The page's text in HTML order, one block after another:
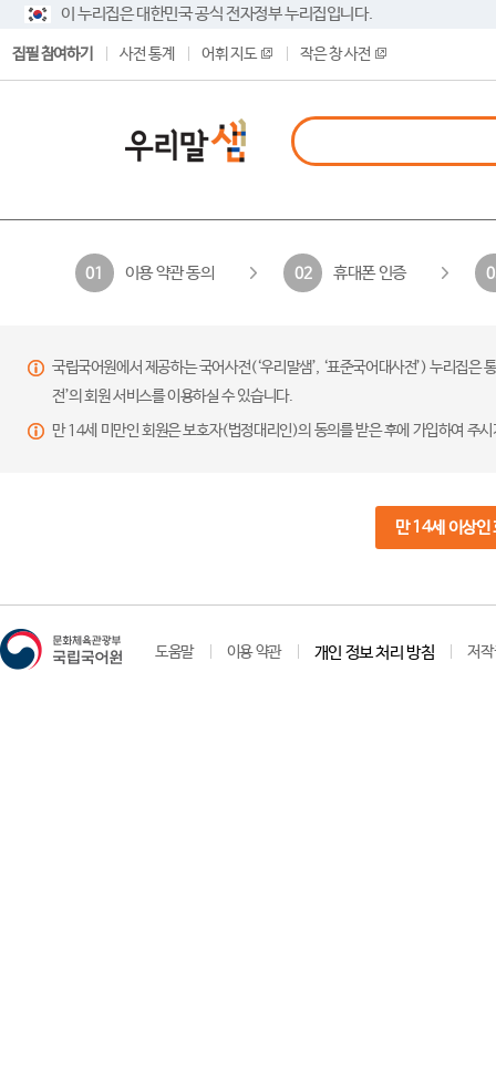
이 누리집은 대한민국 공식 전자정부 누리집입니다.
집필 참여하기 사전 통계 어휘 지도 작은 창 사전
01 이용 약관 동의 02 휴대폰 인증
국립국어원에서 제공하는 국어사전(‘우리말샘’, ‘표준국어대사전’) 누리집
전’의 회원 서비스를 이용하실 수 있습니다.
만 14세 미만인 회원은 보호자(법정대리인)의 동의를 받은 후에 가입하여 주
만 14세 이상인
도움말 이용 약관 개인 정보 처리 방침 저